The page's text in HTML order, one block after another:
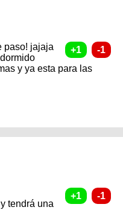
paso! jajaja
y ya esta para las
tendrá una